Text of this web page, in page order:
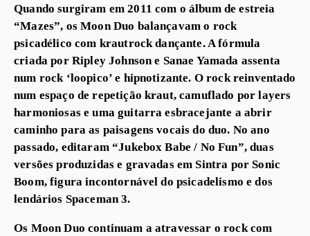
Quando surgiram em 2011 com o álbum de estreia
“Mazes”, os Moon Duo balançavam o rock
psicadélico com krautrock dançante. A fórmula
criada por Ripley Johnson e Sanae Yamada assenta
num rock ‘loopico’ e hipnotizante. O rock reinventado
num espaço de repetição kraut, camuflado por layers
harmoniosas e uma guitarra esbracejante a abrir
caminho para as paisagens vocais do duo. No ano
passado, editaram “Jukebox Babe / No Fun”, duas
versões produzidas e gravadas em Sintra por Sonic
Boom, figura incontornável do psicadelismo e dos
lendários Spaceman 3.
Os Moon Duo continuam a atravessar o rock com